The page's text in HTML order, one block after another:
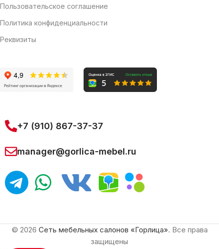
Пользовательское соглашение
Политика конфиденциальности
Реквизиты
+7 (910) 867-37-37
manager@gorlica-mebel.ru
© 2026 Сеть мебельных салонов «Горлица». Все права
защищены